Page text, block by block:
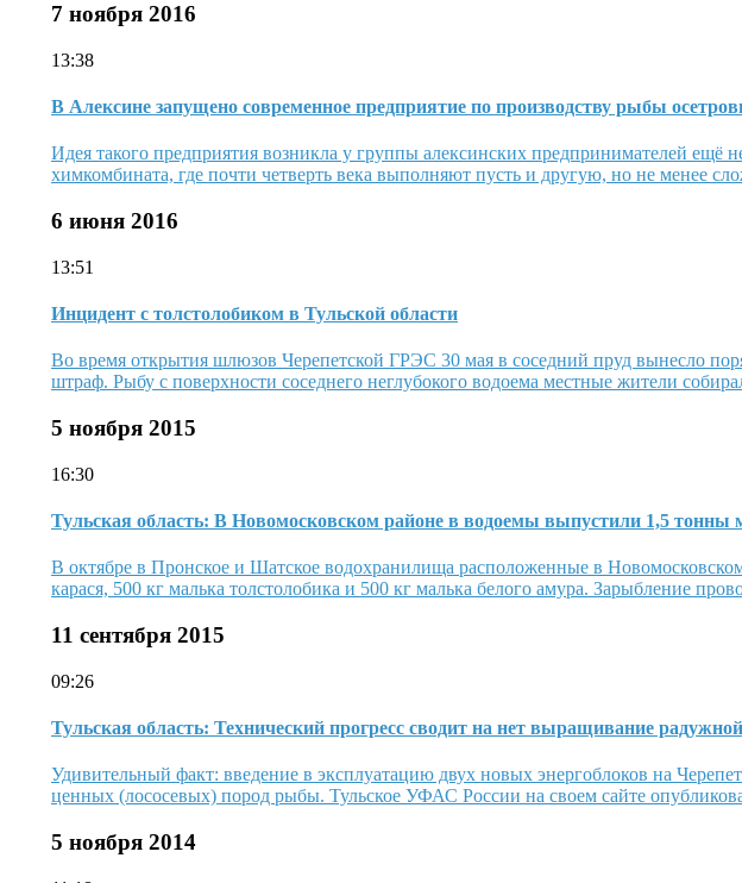
7 ноября 2016
13:38
В Алексине запущено современное предприятие по производству рыбы
Идея такого предприятия возникла у группы алексинских предпринимателей ещё
химкомбината, где почти четверть века выполняют пусть и другую, но не менее
6 июня 2016
13:51
Инцидент с толстолобиком в Тульской области
Во время открытия шлюзов Черепетской ГРЭС 30 мая в соседний пруд вынесло
штраф. Рыбу с поверхности соседнего неглубокого водоема местные жители
5 ноября 2015
16:30
Тульская область: В Новомосковском районе в водоемы выпустили 1,5 тонны
В октябре в Пронское и Шатское водохранилища расположенные в
карася, 500 кг малька толстолобика и 500 кг малька белого амура. Зарыбление
11 сентября 2015
09:26
Тульская область: Технический прогресс сводит на нет выращивание
Удивительный факт: введение в эксплуатацию двух новых энергоблоков на
ценных (лососевых) пород рыбы. Тульское УФАС России на своем сайте
5 ноября 2014